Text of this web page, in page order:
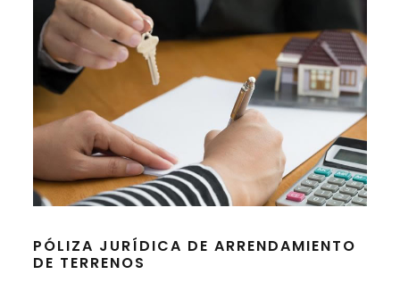
PÓLIZA JURÍDICA DE ARRENDAMIENTO
DE TERRENOS